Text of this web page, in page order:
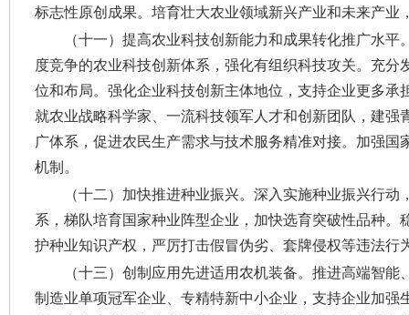
标志性原创成果。培育壮大农业领域新兴产业和未来产业
（十一）提高农业科技创新能力和成果转化推广水平
度竞争的农业科技创新体系，强化有组织科技攻关。充
位和布局。强化企业科技创新主体地位，支持企业更多
就农业战略科学家、一流科技领军人才和创新团队，建
广体系，促进农民生产需求与技术服务精准对接。加强
机制。
（十二）加快推进种业振兴。 深入实施种业振兴行动
系，梯队培育国家种业阵型企业，加快选育突破性品种
护种业知识产权，严厉打击假冒伪劣、套牌侵权等违法行
（十三）创制应用先进适用农机装备。 推进高端智能
制造业单项冠军企业、专精特新中小企业，支持企业加